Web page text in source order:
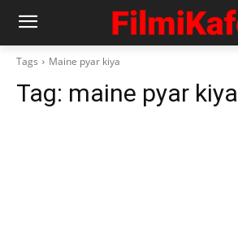
Tags Maine pyar kiya
Tag: maine pyar kiya